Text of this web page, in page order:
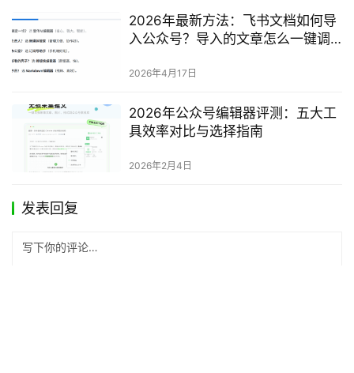
2026年最新方法：飞书文档如何导
入公众号？导入的文章怎么一键调
2026年4月17日
2026年公众号编辑器评测：五大工
具效率对比与选择指南
2026年2月4日
发表回复